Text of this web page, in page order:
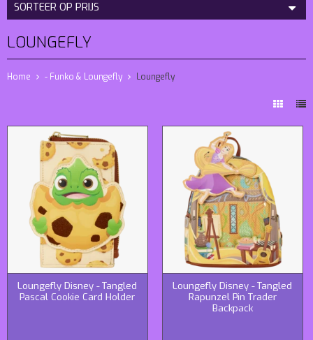
SORTEER OP PRIJS
LOUNGEFLY
Home - Funko & Loungefly Loungefly
Loungefly Disney - Tangled
Pascal Cookie Card Holder
Loungefly Disney - Tangled
Rapunzel Pin Trader
Backpack